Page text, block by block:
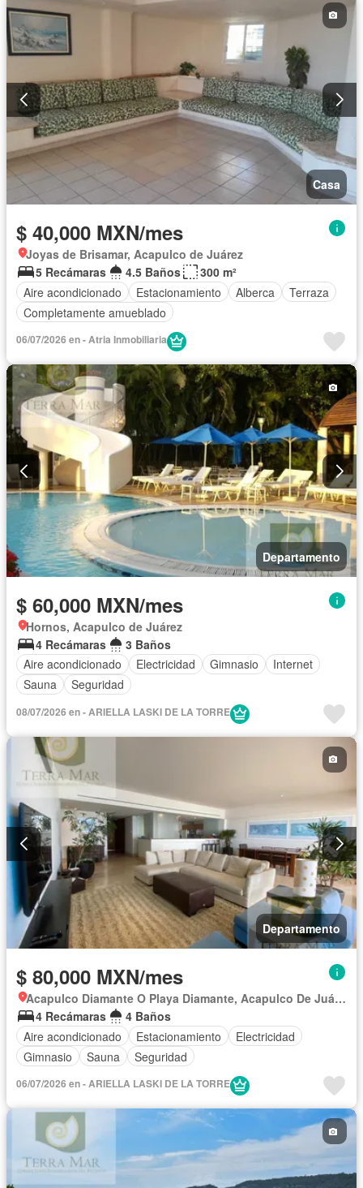
Casa
$ 40,000 MXN/mes
Joyas de Brisamar, Acapulco de Juárez
5 Recámaras
4.5 Baños
300 m²
Aire acondicionado
Estacionamiento Alberca
Terraza
Completamente amueblado
06/07/2026 en - Atria Inmobiliaria
Departamento
$ 60,000 MXN/mes
Hornos, Acapulco de Juárez
4 Recámaras
3 Baños
Aire acondicionado
Electricidad Gimnasio
Internet
Sauna
Seguridad
08/07/2026 en - ARIELLA LASKI DE LA TORRE
Departamento
$ 80,000 MXN/mes
Acapulco Diamante O Playa Diamante, Acapulco De Juárez
4 Recámaras
4 Baños
Aire acondicionado
Estacionamiento
Electricidad
Gimnasio
Sauna Seguridad
06/07/2026 en - ARIELLA LASKI DE LA TORRE